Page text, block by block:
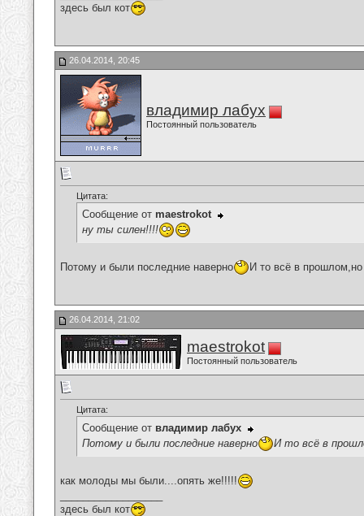
здесь был кот
26.04.2014, 20:45
владимир лабух
Постоянный пользователь
Цитата:
Сообщение от maestrokot
ну ты силен!!!!
Потому и были последние наверно И то всё в прошлом,но
26.04.2014, 21:02
maestrokot
Постоянный пользователь
Цитата:
Сообщение от владимир лабух
Потому и были последние наверно
И то всё в
как молоды мы были....опять же!!!!!
здесь был кот